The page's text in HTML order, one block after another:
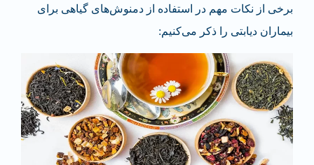
برخی از نکات مهم در استفاده از دمنوش‌های گیاهی برای
بیماران دیابتی را ذکر می‌کنیم: